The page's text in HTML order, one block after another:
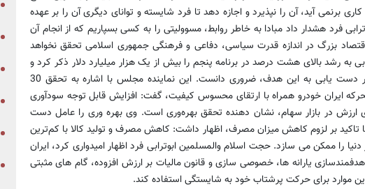
برنمی آید، آن را نپذیرد و اجازه دهد تا فرد شایسته و توانای دیگری آن را بر عهده
فرد هشدار داد مبادا به خاطر روابط، مسوولیتی را به کسی بسپاریم که از انجام آن
بزرگ در اندازه قدرت سیاسی، دفاعی و فرهنگی جمهوری اسلامی تحقق نخواهد
به رشد بالای هشت درصد در برنامه پنجم را بیش از یک هزار میلیارد دلار ذکر کرد و
افزایش بهره وری را برای تسریع در دست یابی به این هدف، ضروری دانست. این نماینده مجلس با اشاره به تحقق 30
ایران خودرو همراه با ارتقای محسوس کیفیت، گفت: افزایش قابل توجه سودآوری
ارزش در بازار سهام، نشان دهنده تحقق بهره‌وری است. وی بهره وری را عامل دست
تاکید بر لزوم کاهش میزان مصرف، اظهار داشت: کاهش مصرف و تولید کالا با کم‌ترین
را ممکن می سازد. حجت اسلام والمسلمین ابوترابی فرد اظهار امیدواری کرد، ایران
هدفمندسازی یارانه ها، خصوصی سازی و قانون مالیات بر ارزش افزوده، گام های مثبتی
موارد برای حرکت پرشتاب خود به شایستگی استفاده کند.